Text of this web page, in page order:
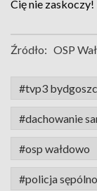
Cię nie zaskoczy!
Źródło: OSP
#tvp3
#dachowanie
#osp wałdowo
#policja sępólno